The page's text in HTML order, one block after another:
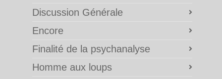
Discussion Générale
Encore
Finalité de la psychanalyse
Homme aux loups